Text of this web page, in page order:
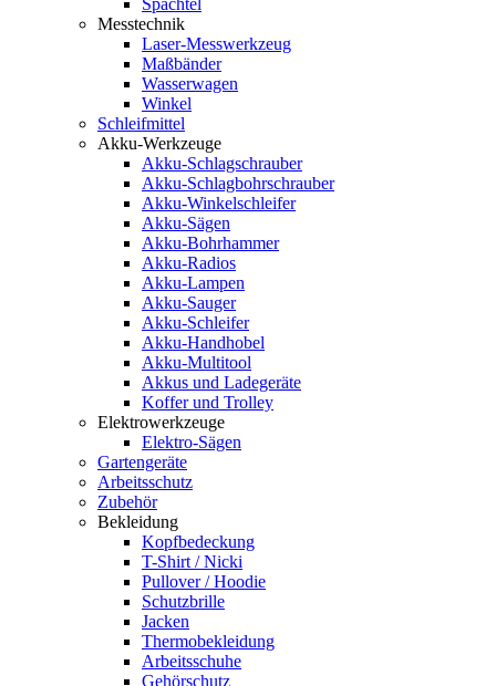
Spachtel
Messtechnik
Laser-Messwerkzeug
Maßbänder
Wasserwagen
Winkel
Schleifmittel
Akku-Werkzeuge
Akku-Schlagschrauber
Akku-Schlagbohrschrauber
Akku-Winkelschleifer
Akku-Sägen
Akku-Bohrhammer
Akku-Radios
Akku-Lampen
Akku-Sauger
Akku-Schleifer
Akku-Handhobel
Akku-Multitool
Akkus und Ladegeräte
Koffer und Trolley
Elektrowerkzeuge
Elektro-Sägen
Gartengeräte
Arbeitsschutz
Zubehör
Bekleidung
Kopfbedeckung
T-Shirt / Nicki
Pullover / Hoodie
Schutzbrille
Jacken
Thermobekleidung
Arbeitsschuhe
Gehörschutz